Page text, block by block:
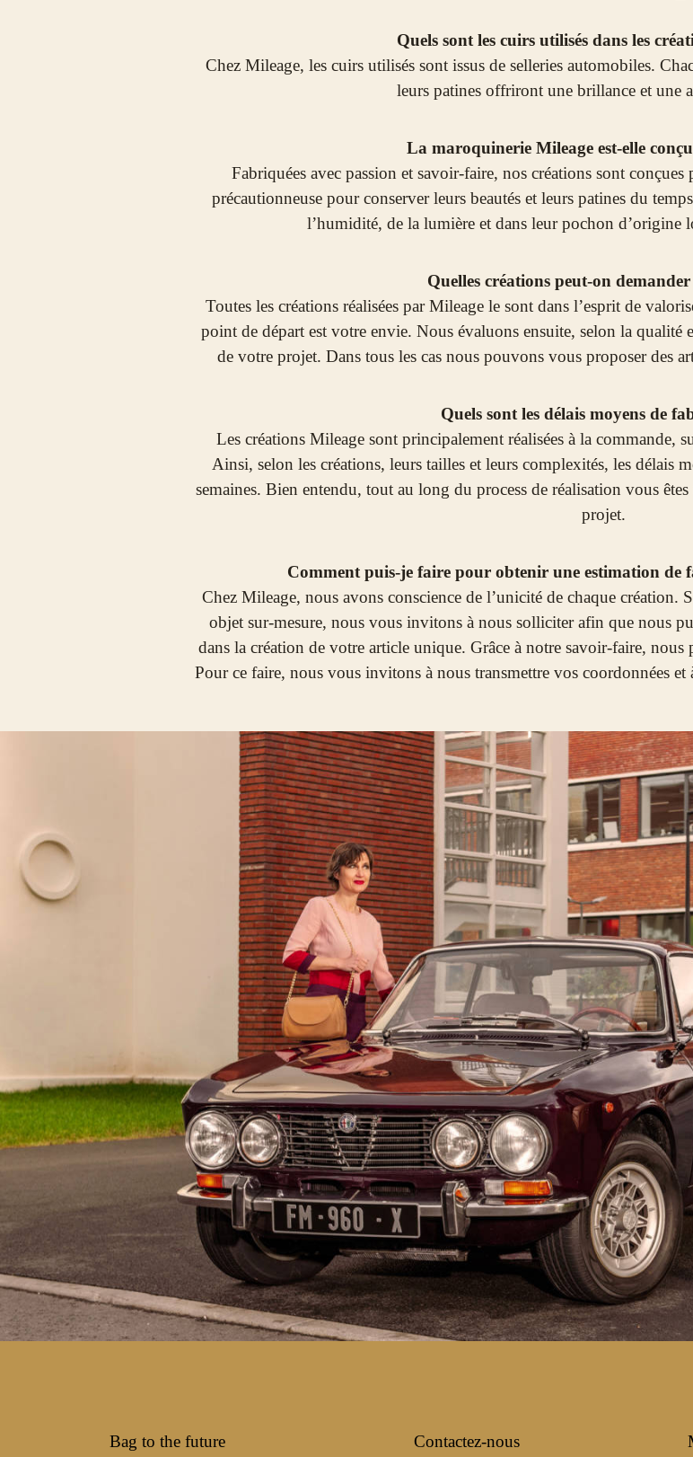
Quels sont les cuirs utilisés dans les
Chez Mileage, les cuirs utilisés sont issus de selleries automobiles.
leurs patines offriront une brillance et une
La maroquinerie Mileage est-elle
Fabriquées avec passion et savoir-faire, nos créations sont
précautionneuse pour conserver leurs beautés et leurs patines du
l’humidité, de la lumière et dans leur pochon d’origine
Quelles créations peut-on
Toutes les créations réalisées par Mileage le sont dans l’esprit de
point de départ est votre envie. Nous évaluons ensuite, selon la
de votre projet. Dans tous les cas nous pouvons vous proposer des
Quels sont les délais moyens de
Les créations Mileage sont principalement réalisées à la commande,
Ainsi, selon les créations, leurs tailles et leurs complexités, les délais
semaines. Bien entendu, tout au long du process de réalisation vous
projet.
Comment puis-je faire pour obtenir une estimation de
Chez Mileage, nous avons conscience de l’unicité de chaque
objet sur-mesure, nous vous invitons à nous solliciter afin que nous
dans la création de votre article unique. Grâce à notre savoir-faire,
Pour ce faire, nous vous invitons à nous transmettre vos coordonnées
Bag to the future Contactez-nous